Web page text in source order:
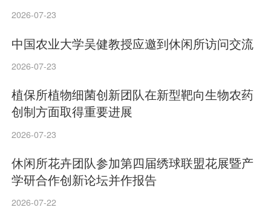
2026-07-23
中国农业大学吴健教授应邀到休闲所访问交流
2026-07-23
植保所植物细菌创新团队在新型靶向生物农药
创制方面取得重要进展
2026-07-23
休闲所花卉团队参加第四届绣球联盟花展暨产
学研合作创新论坛并作报告
2026-07-22